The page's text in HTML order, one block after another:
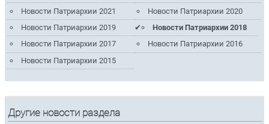
Новости Патриархии 2021
Новости Патриархии 2020
Новости Патриархии 2019
Новости Патриархии 2018
Новости Патриархии 2017
Новости Патриархии 2016
Новости Патриархии 2015
Другие новости раздела